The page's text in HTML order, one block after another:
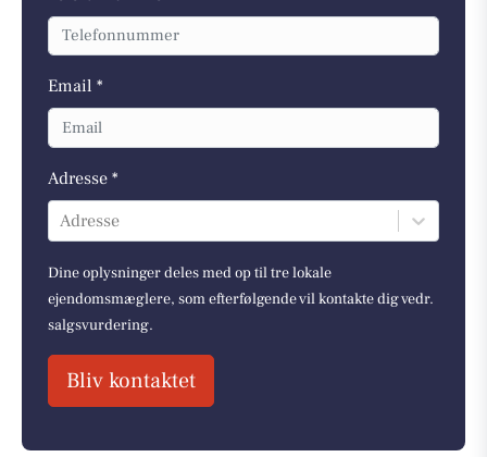
Email *
Adresse *
Adresse
Dine oplysninger deles med op til tre lokale
ejendomsmæglere, som efterfølgende vil kontakte dig vedr.
salgsvurdering.
Bliv kontaktet